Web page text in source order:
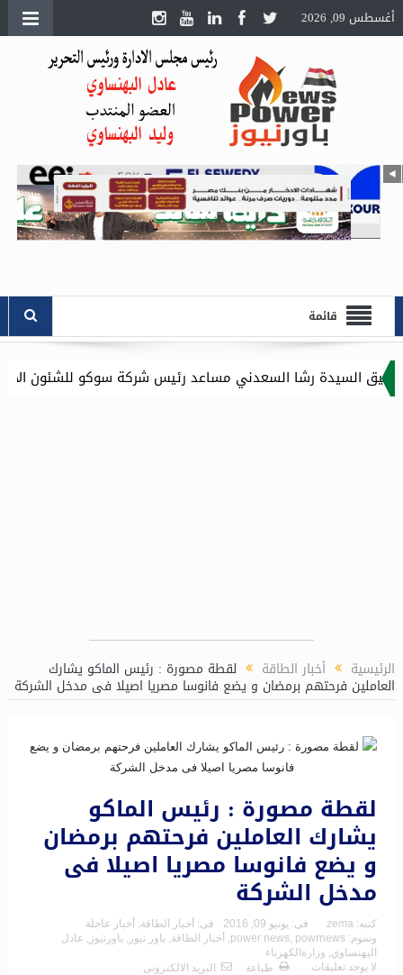
أغسطس 09, 2026
قائمة
مساعد رئيس شركة سوكو للشئون الادارية .. وموقع باور
الرئيسية أخبار الطاقة لقطة مصورة : رئيس الماكو يشارك
العاملين فرحتهم برمضان و يضع فانوسا مصريا اصيلا فى مدخل الشركة
لقطة مصورة : رئيس الماكو
يشارك العاملين فرحتهم برمضان
و يضع فانوسا مصريا اصيلا فى
مدخل الشركة
كتبه: zema فى: يونيو 09, 2016 فى: أخبار الطاقة
أخبار عاجلة
وسوم:
power news powrnews أخبار الطاقة باور نيوز باورنيوز
عادل
اليهنساوي وزارةالكهرباء
لا يوجد تعليقات
طباعة البريد الالكترونى